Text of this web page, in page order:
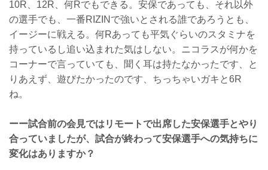
10R、12R、何Rでもできる。安保であっても、それ以外
の選手でも、一番RIZINで強いとされる誰であろうとも、
イージーに戦える。何Rあっても平気ぐらいのスタミナを
持っているし追い込まれた気はしない。ニコラスが何かを
コーナーで言っていても、聞く耳は持たなかったです、と
りあえず、遊びたかったのです、ちっちゃいガキと6R
ね。
ーー試合前の会見ではリモートで出席した安保選手とやり
合っていましたが、試合が終わって安保選手への気持ちに
変化はありますか？